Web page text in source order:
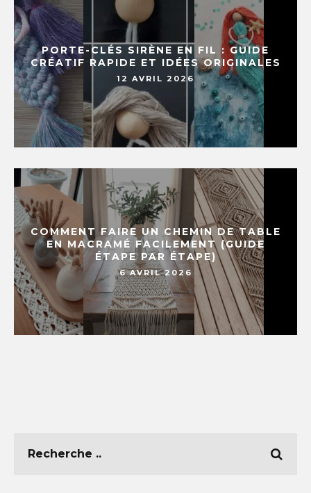
PORTE-CLÉS SIRÈNE EN FIL : GUIDE
CRÉATIF RAPIDE ET IDÉES ORIGINALES
12 AVRIL 2026
COMMENT FAIRE UN CHEMIN DE TABLE
EN MACRAMÉ FACILEMENT (GUIDE
ÉTAPE PAR ÉTAPE)
6 AVRIL 2026